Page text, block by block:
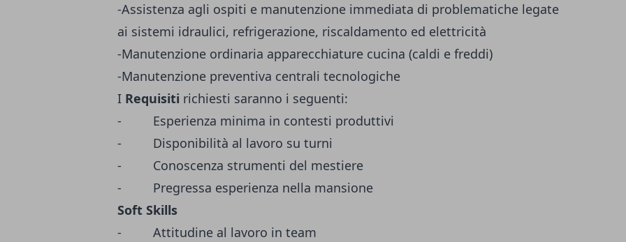
-Assistenza agli ospiti e manutenzione immediata di problematiche legate
ai sistemi idraulici, refrigerazione, riscaldamento ed elettricità
-Manutenzione ordinaria apparecchiature cucina (caldi e freddi)
-Manutenzione preventiva centrali tecnologiche
I Requisiti richiesti saranno i seguenti:
- Esperienza minima in contesti produttivi
- Disponibilità al lavoro su turni
- Conoscenza strumenti del mestiere
- Pregressa esperienza nella mansione
Soft Skills
- Attitudine al lavoro in team